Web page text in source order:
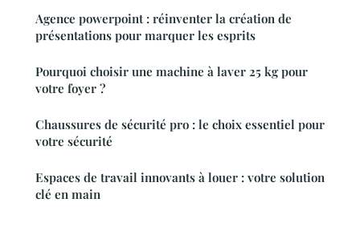
Agence powerpoint : réinventer la création de
présentations pour marquer les esprits
Pourquoi choisir une machine à laver 25 kg pour
votre foyer ?
Chaussures de sécurité pro : le choix essentiel pour
votre sécurité
Espaces de travail innovants à louer : votre solution
clé en main